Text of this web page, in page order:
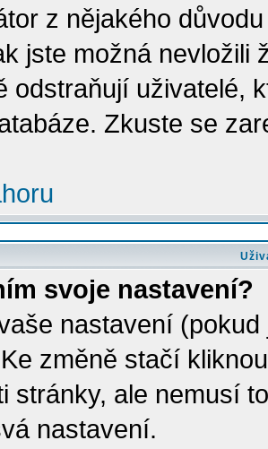
z nějakého
jste možná nevložili
odstraňují uživatelé,
Zkuste se
svoje nastavení?
nastavení
změně stačí
stránky, ale nemusí
nastavení.